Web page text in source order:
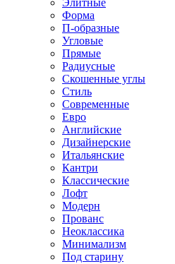
Форма
П-образные
Угловые
Прямые
Радиусные
Скошенные углы
Стиль
Современные
Евро
Английские
Дизайнерские
Итальянские
Кантри
Классические
Лофт
Модерн
Прованс
Неоклассика
Минимализм
Под старину